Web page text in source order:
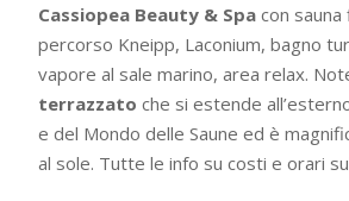
Cassiopea Beauty & Spacon
percorso Kneipp, Laconium, bagno
vapore al sale marino, area relax.
terrazzato che si estende
e del Mondo delle Saune ed è
al sole. Tutte le info su costi e orari